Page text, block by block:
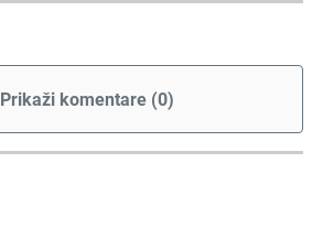
Prikaži komentare (0)